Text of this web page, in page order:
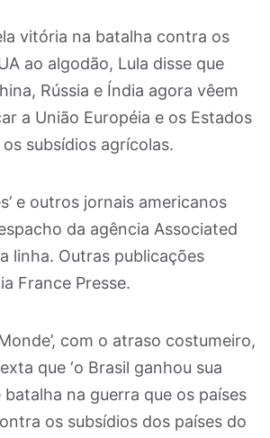
vitória na batalha contra os
ao algodão, Lula disse que
Rússia e Índia agora vêem
a União Européia e os Estados
subsídios agrícolas.
e outros jornais americanos
da agência Associated
linha. Outras publicações
France Presse.
com o atraso costumeiro,
que ‘o Brasil ganhou sua
na guerra que os países
os subsídios dos países do